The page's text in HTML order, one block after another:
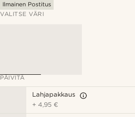
Ilmainen Postitus
VALITSE VÄRI
PÄIVITÄ
Lahjapakkaus
+4,95 €